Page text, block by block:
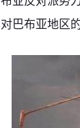
对巴布亚地区